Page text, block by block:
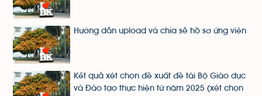
Hướng dẫn upload và chia sẻ hồ sơ ứng viên
Kết quả xét chọn đề xuất đề tài Bộ Giáo dục
và Đào tạo thực hiện từ năm 2025 (xét chọn